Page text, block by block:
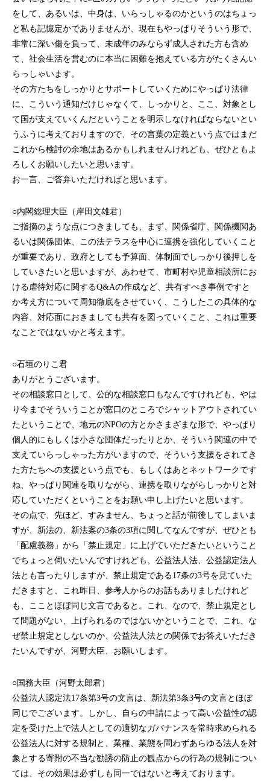
をして、あるいは、中身は、いらっしゃるのかというのはちょっ
と私も記憶定かでありませんが、現在もやっぱりそういう形で、
非常に深い傷を負って、未成年のみならず成人された方も含め
て、社会生活を営むのに本当に困難を抱えている方がたくさんい
らっしゃいます。
その方たちをしっかりとサポートしていくためにやっぱり法律
に、こういう通知だけじゃなくて、しっかりと、ここ、対象とし
て国が支えていくんだということを明示しなければならないとい
うふうに考えておりますので、その言葉の定義という点ではまだ
これから検討の余地はあるかもしれませんけれども、ぜひともよ
ろしくお願いしたいと思います。
お一言、ご答弁いただければと思います。
○内閣総理大臣（岸田文雄君）
ご指摘のような点につきましても、まず、関係省庁、関係機関あ
るいは関係団体、この法テラスを中心に連携を強化していくこと
が重要であり、政府としても予算面、体制面でしっかり後押しを
していきたいと思いますが、あわせて、市町村や児童相談所にお
ける虐待対応に関するQ&Aの作成など、共有すべき事例ですと
か考え方について周知徹底をさせていく、こうしたこの具体的な
内容、対応面におきましても共有を図っていくこと、これは重要
なことではないかと考えます。
○石垣のりこ君
ありがとうございます。
その相談窓口として、公的な相談窓口もなんですけれども、やは
り今までそういうことが窓口のところでシャットアウトされてい
たということで、地元のNPOの方とかさまざまな形で、やっぱり
個人的にもしくは小さな団体だったりとか、そういう関連の中で
支えていらっしゃった方がいますので、そういう支援をされてき
た方たちへの支援という点でも、もしくはあとネットワークです
ね、やっぱり関連を取りながら、連携を取りながらしっかりと対
応していただくということをお願い申し上げたいと思います。
その点で、先ほど、すみません、ちょっと話が前後してしまいま
すが、新法の、新法案の3条の3項に関してなんですが、ぜひとも
「配慮義務」から「禁止規定」に上げていただきたいということ
でちょっと伺いたいんですけれども、公益法人法、公益認定法人
法とも言ったりしますが、禁止規定である17条の3号を見ていた
だきますと、これ昨日、参考人からのお話もありましたけれど
も、こことほぼ同じ文言であると。これ、なので、禁止規定とし
て問題がない、上げられるのではないかということで、これ、な
ぜ禁止規定としないのか、公益法人法との関係でお答えいただき
たいんですが、河野大臣、お願いします。
○国務大臣（河野太郎君）
公益法人認定法17条第3号の文言は、新法第3条3号の文言とほぼ
同じでございます。しかし、自らの申請によって高い公益性の認
定を受けた上で法人としての適切なガバナンスを常時求められる
公益法人に対する規制と、業種、業態を問わずあらゆる法人を対
象とする寄附の不当な勧誘の防止の観点からの行為の規制につい
ては、その効果は必ずしも同一ではないと考えております。